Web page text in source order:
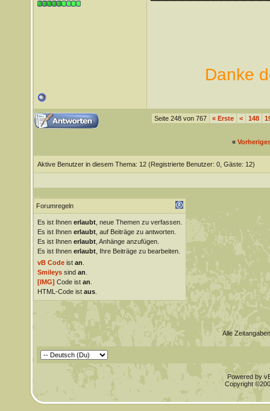
Danke
Seite 248 von 767 «Erste < 148
«
Aktive Benutzer in diesem Thema: 12 (Registrierte Benutzer: 0, Gäste: 12)
Forumregeln
Es ist Ihnen erlaubt, neue Themen zu verfassen.
Es ist Ihnen erlaubt, auf Beiträge zu antworten.
Es ist Ihnen erlaubt, Anhänge anzufügen.
Es ist Ihnen erlaubt, Ihre Beiträge zu bearbeiten.
vB Codeist an
Smileyssind an
[IMG] Code ist an
HTML-Code ist aus.
Alle
Powered by
Copyright